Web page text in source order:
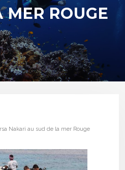
MER ROUGE
Nakari au sud de la mer Rouge